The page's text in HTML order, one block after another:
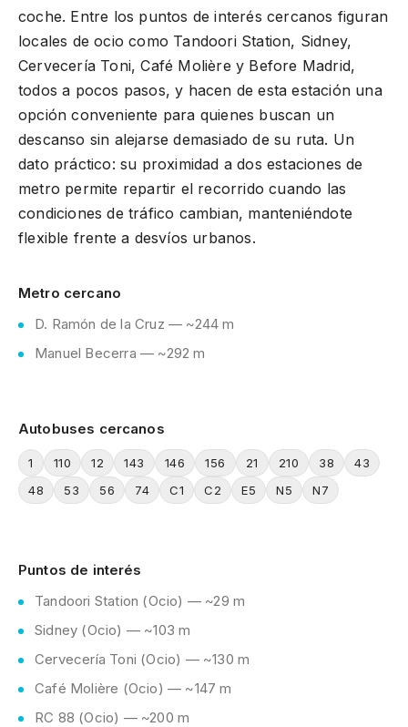
coche. Entre los puntos de interés cercanos figuran
locales de ocio como Tandoori Station, Sidney,
Cervecería Toni, Café Molière y Before Madrid,
todos a pocos pasos, y hacen de esta estación una
opción conveniente para quienes buscan un
descanso sin alejarse demasiado de su ruta. Un
dato práctico: su proximidad a dos estaciones de
metro permite repartir el recorrido cuando las
condiciones de tráfico cambian, manteniéndote
flexible frente a desvíos urbanos.
Metro cercano
D. Ramón de la Cruz — ~244 m
Manuel Becerra — ~292 m
Autobuses cercanos
1 110 12 143 146 156 21 210 38
43
48
53 56 74 C1 C2 E5 N5 N7
Puntos de interés
Tandoori Station (Ocio) — ~29 m
Sidney (Ocio) — ~103 m
Cervecería Toni (Ocio) — ~130 m
Café Molière (Ocio) — ~147 m
RC 88 (Ocio) — ~200 m